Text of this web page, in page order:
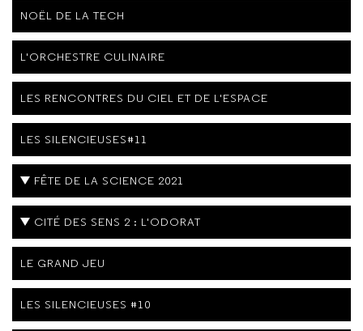
NOËL DE LA TECH
L'ORCHESTRE CULINAIRE
LES RENCONTRES DU CIEL ET DE L'ESPACE
LES SILENCIEUSES#11
FÊTE DE LA SCIENCE 2021
CITÉ DES SENS 2 : L'ODORAT
LE GRAND JEU
LES SILENCIEUSES #10